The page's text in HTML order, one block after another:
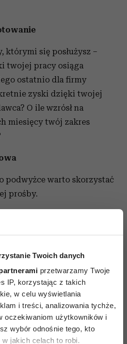
Twoich danych
przetwarzamy Twoje
IP, korzystając z takich
w celu wyświetlania
i treści, analizowania tychże,
oczekiwaniom użytkowników i
wybór odnośnie tego, kto
jakich celach to robi.
którymi się posłużysz –
twojej pracy osiąga
ostatnio dla firmy
zyski dzięki twojej
O ile wzrósł na
miesięcy twój zakres
podwyżce warto skorzystać
prośby.
opisz sytuację. Np.
zwiększył się o x,
klientów, zdobyłam dla
x itd.
-a zatem, czy dasz mi